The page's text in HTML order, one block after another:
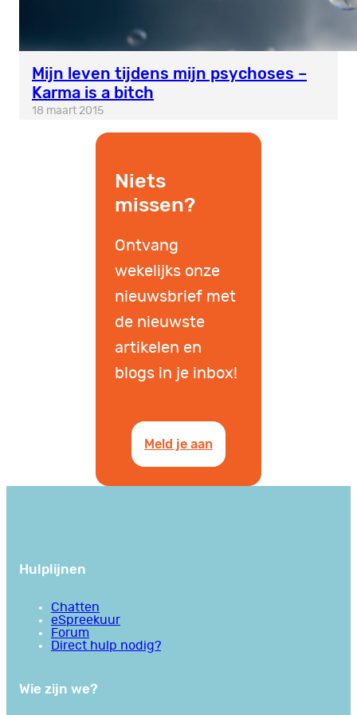
Mijn leven tijdens mijn psychoses –
Karma is a bitch
18 maart 2015
Niets
missen?
Ontvang
wekelijks onze
nieuwsbrief met
de nieuwste
artikelen en
blogs in je inbox!
Meld je aan
Hulplijnen
Chatten
eSpreekuur
Forum
Direct hulp nodig?
Wie zijn we?